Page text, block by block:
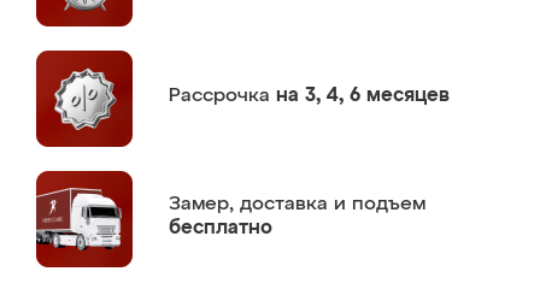
Рассрочка на 3, 4, 6 месяцев
Замер, доставка и подъем
бесплатно